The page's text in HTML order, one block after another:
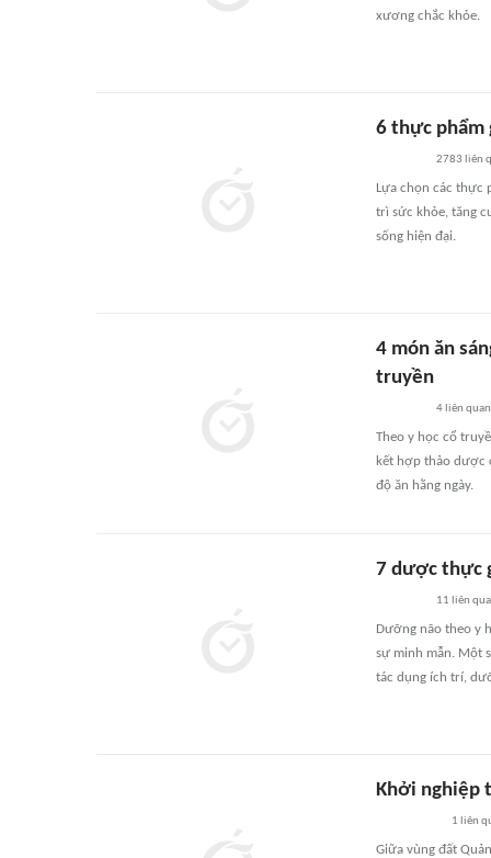
xương chắc khỏe.
6 thực phẩm
2783 liên
Lựa chọn các thực
trì sức khỏe, tăng
sống hiện đại.
4 món ăn
truyền
4liên quan
Theo y học cổ
kết hợp thảo dược
độ ăn hằng ngày.
7 dược thực
11 liên
Dưỡng não theo y
sự minh mẫn. Một
tác dụng ích trí,
Khởi nghiệp
1 liên
Giữa vùng đất